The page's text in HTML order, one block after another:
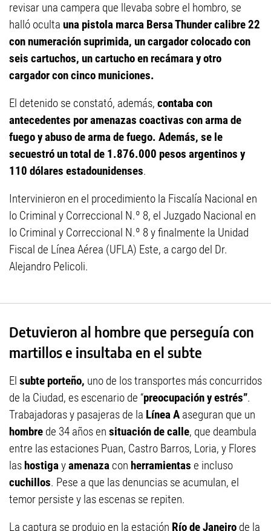
revisar una campera que llevaba sobre el hombro, se
halló oculta una pistola marca Bersa Thunder calibre 22
con numeración suprimida, un cargador colocado con
seis cartuchos, un cartucho en recámara y otro
cargador con cinco municiones.
El detenido se constató, además, contaba con
antecedentes por amenazas coactivas con arma de
fuego y abuso de arma de fuego. Además, se le
secuestró un total de 1.876.000 pesos argentinos y
110 dólares estadounidenses.
Intervinieron en el procedimiento la Fiscalía Nacional en
lo Criminal y Correccional N.º 8, el Juzgado Nacional en
lo Criminal y Correccional N.º 8 y finalmente la Unidad
Fiscal de Línea Aérea (UFLA) Este, a cargo del Dr.
Alejandro Pelicoli.
Detuvieron al hombre que perseguía con
martillos e insultaba en el subte
El subte porteño, uno de los transportes más concurridos
de la Ciudad, es escenario de “preocupación y estrés”.
Trabajadoras y pasajeras de la Línea A aseguran que un
hombre de 34 años en situación de calle, que deambula
entre las estaciones Puan, Castro Barros, Loria, y Flores
lashostigayamenaza con herramientas e incluso
cuchillos. Pese a que las denuncias se acumulan, el
temor persiste y las escenas se repiten.
La captura se produjo en la estación Río de Janeiro de la